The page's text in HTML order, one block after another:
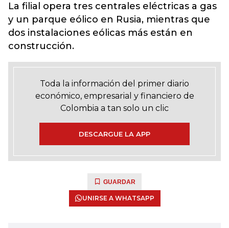
La filial opera tres centrales eléctricas a gas
y un parque eólico en Rusia, mientras que
dos instalaciones eólicas más están en
construcción.
Toda la información del primer diario
económico, empresarial y financiero de
Colombia a tan solo un clic
DESCARGUE LA APP
GUARDAR
UNIRSE A WHATSAPP